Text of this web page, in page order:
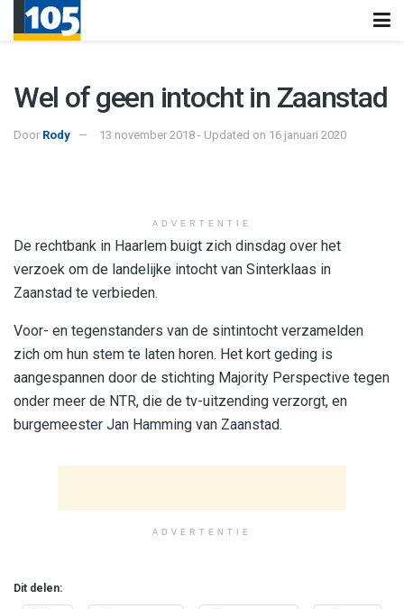
Wel of geen intocht in Zaanstad
Door Rody 13 november 2018 - Updated on 16 januari 2020
ADVERTENTIE
De rechtbank in Haarlem buigt zich dinsdag over het
verzoek om de landelijke intocht van Sinterklaas in
Zaanstad te verbieden.
Voor- en tegenstanders van de sintintocht verzamelden
zich om hun stem te laten horen. Het kort geding is
aangespannen door de stichting Majority Perspective tegen
onder meer de NTR, die de tv-uitzending verzorgt, en
burgemeester Jan Hamming van Zaanstad.
ADVERTENTIE
Dit delen: